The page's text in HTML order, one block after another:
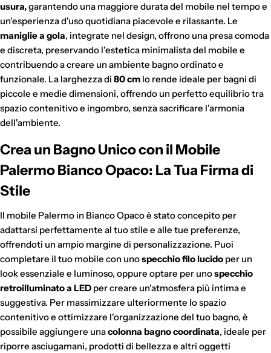
pagamento scelto, senza alcun costo aggiuntivo.
"Paga in 3 rate" è un finanziamento senza interessi per gli
acquisti idonei (da €30,00 a €2.000,00).
Disponibile con PayPal e tramite Scalapay (VISA, Mastercard
Al momento dell'acquisto, viene effettuato un pagamento
iniziale a cui fanno seguito rate mensili. Il valore include
eventuali costi di spedizione calcolati al checkout.
usura,garantendo una maggiore durata del mobile nel tempo e
un'esperienza d'uso quotidiana piacevole e rilassante. Le
maniglie a gola, integrate nel design, offrono una presa comoda
e discreta, preservando l'estetica minimalista del mobile e
contribuendo a creare un ambiente bagno ordinato e
funzionale. La larghezza di 80 cm lo rende ideale per bagni di
piccole e medie dimensioni, offrendo un perfetto equilibrio tra
spazio contenitivo e ingombro, senza sacrificare l'armonia
dell'ambiente.
Crea un Bagno Unico con il Mobile
Palermo Bianco Opaco: La Tua Firma di
Stile
Il mobile Palermo in Bianco Opaco è stato concepito per
adattarsi perfettamente al tuo stile e alle tue preferenze,
offrendoti un ampio margine di personalizzazione. Puoi
completare il tuo mobile con unospecchio filo lucido per un
look essenziale e luminoso, oppure optare per unospecchio
retroilluminato a LED per creare un'atmosfera più intima e
suggestiva. Per massimizzare ulteriormente lo spazio
contenitivo e ottimizzare l'organizzazione del tuo bagno, è
possibile aggiungere unacolonna bagno coordinata, ideale per
riporre asciugamani, prodotti di bellezza e altri oggetti